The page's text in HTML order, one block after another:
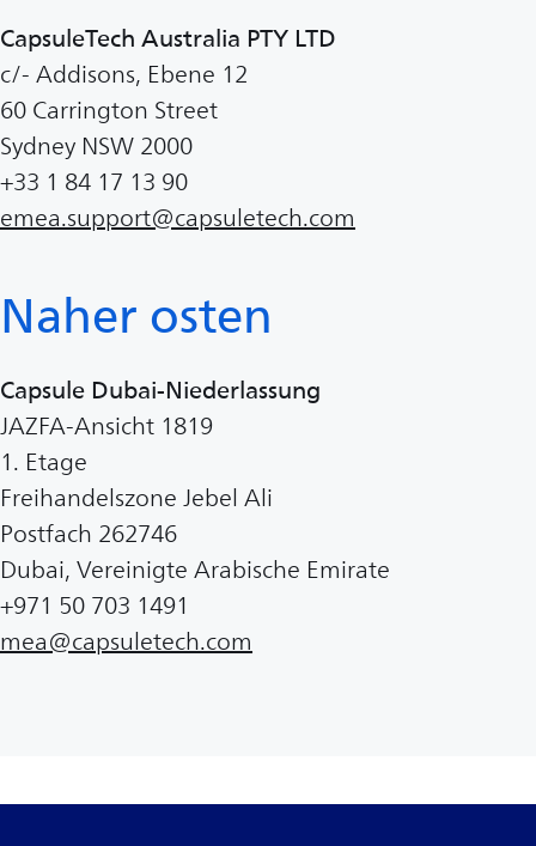
CapsuleTech Australia PTY LTD
c/- Addisons, Ebene 12
60 Carrington Street
Sydney NSW 2000
+33 1 84 17 13 90
emea.support@capsuletech.com
Naher osten
Capsule Dubai-Niederlassung
JAZFA-Ansicht 1819
1. Etage
Freihandelszone Jebel Ali
Postfach 262746
Dubai, Vereinigte Arabische Emirate
+971 50 703 1491
mea@capsuletech.com